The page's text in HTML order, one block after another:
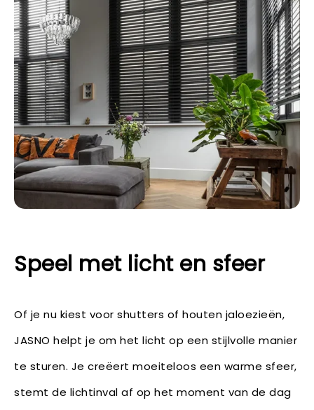
Speel met licht en sfeer
Of je nu kiest voor shutters of houten jaloezieën,
JASNO helpt je om het licht op een stijlvolle manier
te sturen. Je creëert moeiteloos een warme sfeer,
stemt de lichtinval af op het moment van de dag